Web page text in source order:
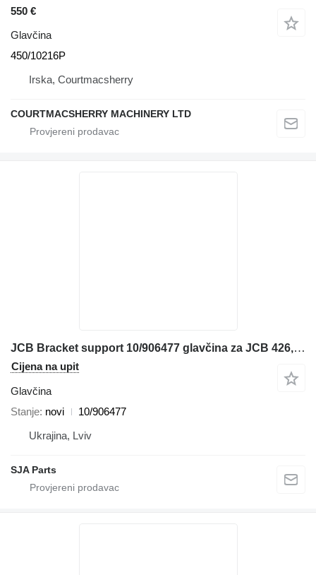
550 €
Glavčina
450/10216P
Irska, Courtmacsherry
COURTMACSHERRY MACHINERY LTD
JCB Bracket support 10/906477 glavčina za JCB 426, 436 prednjeg utovarivača
Cijena na upit
Glavčina
Stanje novi
10/906477
Ukrajina, Lviv
SJA Parts